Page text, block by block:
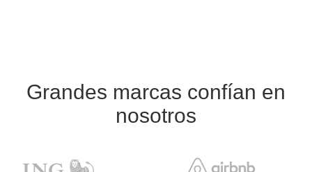
Grandes marcas confían en
nosotros